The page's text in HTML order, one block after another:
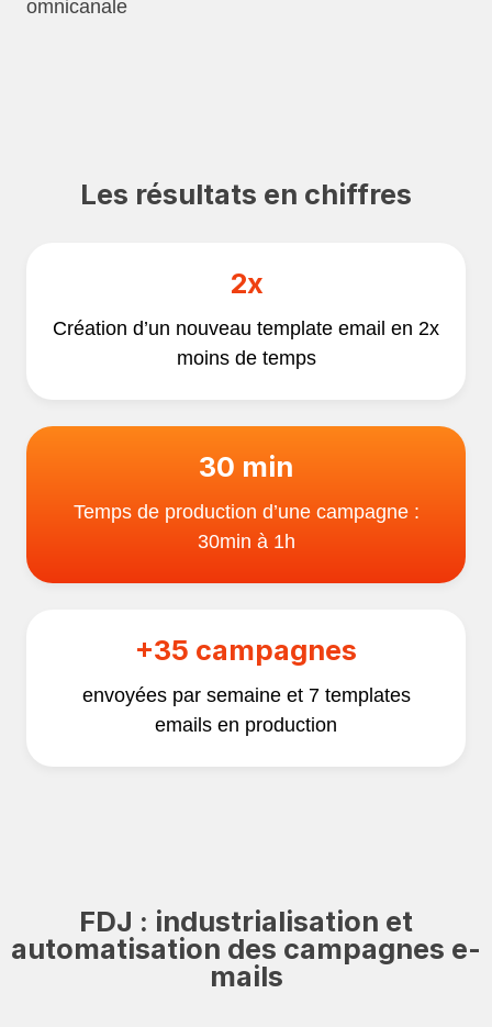
omnicanale
Les résultats en chiffres
2x
Création d’un nouveau template email en 2x
moins de temps
30 min
Temps de production d’une campagne :
30min à 1h
+35 campagnes
envoyées par semaine et 7 templates
emails en production
FDJ : industrialisation et
automatisation des campagnes e-
mails